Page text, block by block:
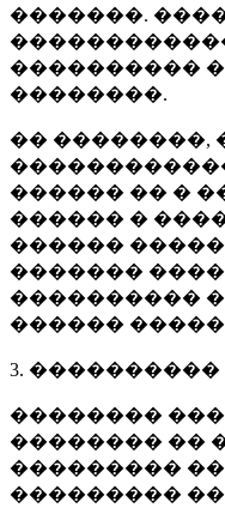
�������.
����������
��������.
�� ��������,
������ �� �
������ �
������
�������
����������
������
3.
��������
�������� ��
���������
���������